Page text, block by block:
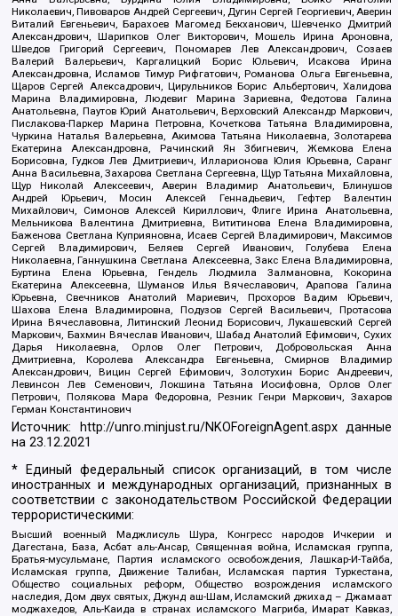
Николаевич, Пивоваров Андрей Сергеевич, Дугин Сергей Георгиевич, Аверин
Виталий Евгеньевич, Барахоев Магомед Бекханович, Шевченко Дмитрий
Александрович, Шарипков Олег Викторович, Мошель Ирина Ароновна,
Шведов Григорий Сергеевич, Пономарев Лев Александрович, Созаев
Валерий Валерьевич, Каргалицкий Борис Юльевич, Исакова Ирина
Александровна, Исламов Тимур Рифгатович, Романова Ольга Евгеньевна,
Щаров Сергей Алексадрович, Цирульников Борис Альбертович, Халидова
Марина Владимировна, Людевиг Марина Зариевна, Федотова Галина
Анатольевна, Паутов Юрий Анатольевич, Верховский Александр Маркович,
Пислакова-Паркер Марина Петровна, Кочеткова Татьяна Владимировна,
Чуркина Наталья Валерьевна, Акимова Татьяна Николаевна, Золотарева
Екатерина Александровна, Рачинский Ян Збигневич, Жемкова Елена
Борисовна, Гудков Лев Дмитриевич, Илларионова Юлия Юрьевна, Саранг
Анна Васильевна, Захарова Светлана Сергеевна, Щур Татьяна Михайловна,
Щур Николай Алексеевич, Аверин Владимир Анатольевич, Блинушов
Андрей Юрьевич, Мосин Алексей Геннадьевич, Гефтер Валентин
Михайлович, Симонов Алексей Кириллович, Флиге Ирина Анатольевна,
Мельникова Валентина Дмитриевна, Вититинова Елена Владимировна,
Баженова Светлана Куприяновна, Исаев Сергей Владимирович, Максимов
Сергей Владимирович, Беляев Сергей Иванович, Голубева Елена
Николаевна, Ганнушкина Светлана Алексеевна, Закс Елена Владимировна,
Буртина Елена Юрьевна, Гендель Людмила Залмановна, Кокорина
Екатерина Алексеевна, Шуманов Илья Вячеславович, Арапова Галина
Юрьевна, Свечников Анатолий Мариевич, Прохоров Вадим Юрьевич,
Шахова Елена Владимировна, Подузов Сергей Васильевич, Протасова
Ирина Вячеславовна, Литинский Леонид Борисович, Лукашевский Сергей
Маркович, Бахмин Вячеслав Иванович, Шабад Анатолий Ефимович, Сухих
Дарья Николаевна, Орлов Олег Петрович, Добровольская Анна
Дмитриевна, Королева Александра Евгеньевна, Смирнов Владимир
Александрович, Вицин Сергей Ефимович, Золотухин Борис Андреевич,
Левинсон Лев Семенович, Локшина Татьяна Иосифовна, Орлов Олег
Петрович, Полякова Мара Федоровна, Резник Генри Маркович, Захаров
Герман Константинович
Источник: http://unro.minjust.ru/NKOForeignAgent.aspxданные
на23.12.2021
* Единый федеральный список организаций, в том числе
иностранных и международных организаций, признанных в
соответствии с законодательством Российской Федерации
террористическими:
Высший военный Маджлисуль Шура, Конгресс народов Ичкерии и
Дагестана, База, Асбат аль-Ансар, Священная война, Исламская группа,
Братья-мусульмане, Партия исламского освобождения, Лашкар-И-Тайба,
Исламская группа, Движение Талибан, Исламская партия Туркестана,
Общество социальных реформ, Общество возрождения исламского
наследия, Дом двух святых, Джунд аш-Шам, Исламский джихад – Джамаат
моджахедов, Аль-Каида в странах исламского Магриба, Имарат Кавказ,